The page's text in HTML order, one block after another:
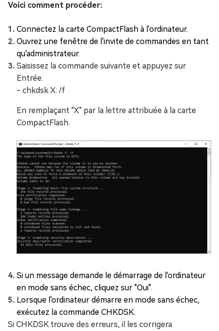
Voici comment procéder:
Connectez la carte CompactFlash à l'ordinateur.
Ouvrez une fenêtre de l'invite de commandes en tant
qu'administrateur.
Saisissez la commande suivante et appuyez sur
Entrée:
- chkdsk X: /f
En remplaçant "X" par la lettre attribuée à la carte
CompactFlash.
Si un message demande le démarrage de l'ordinateur
en mode sans échec, cliquez sur "Oui".
Lorsque l'ordinateur démarre en mode sans échec,
exécutez la commande CHKDSK.
Si CHKDSK trouve des erreurs, il les corrigera